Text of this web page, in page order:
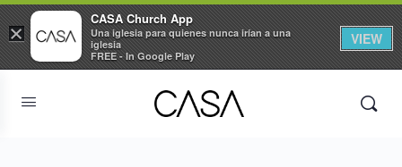
×
CASA Church App
Una iglesia para quienes nunca irían a una
iglesia
FREE - In Google Play
VIEW